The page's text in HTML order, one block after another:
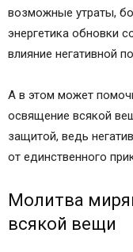
возможные утраты,
энергетика обновки
влияние негативной
А в этом может
освящение всякой
защитой, ведь
от единственного
Молитва
всякой вещи